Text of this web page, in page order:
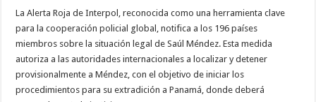
La Alerta Roja de Interpol, reconocida como una herramienta clave
para la cooperación policial global, notifica a los 196 países
miembros sobre la situación legal de Saúl Méndez. Esta medida
autoriza a las autoridades internacionales a localizar y detener
provisionalmente a Méndez, con el objetivo de iniciar los
procedimientos para su extradición a Panamá, donde deberá